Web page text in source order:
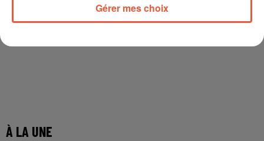
À LA UNE
Gérer mes choix